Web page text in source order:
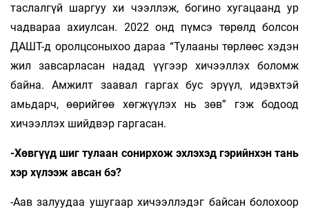
таслалгүй шаргуу хи­ чээллэж, богино хугацаанд ур
чадвараа ахиулсан. 2022 онд пүмсэ төрөлд болсон
ДАШТ-д оролцсоныхоо дараа “Тулааны төрлөөс хэдэн
жил завсарласан надад үүгээр хичээллэх боломж
байна. Амжилт заавал гаргах бус эрүүл, идэвхтэй
амьдарч, өөрийгөө хөгжүүлэх нь зөв” гэж бодоод
хичээллэх шийдвэр гаргасан.
-Хөвгүүд шиг тулаан сонирхож эхлэхэд гэрийнхэн тань
хэр хүлээж авсан бэ?
-Аав залуудаа ушугаар хичээллэдэг байсан болохоор